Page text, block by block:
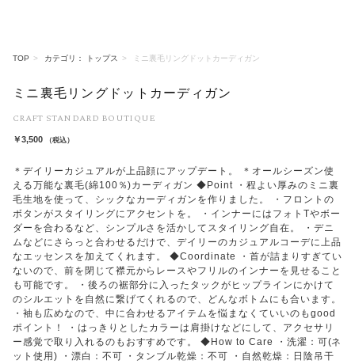
TOP カテゴリ： トップス ミニ裏毛リングドットカーディガン
ミニ裏毛リングドットカーディガン
CRAFT STANDARD BOUTIQUE
￥3,500 （税込）
＊デイリーカジュアルが上品顔にアップデート。 ＊オールシーズン使
える万能な裏毛(綿100％)カーディガン ◆Point ・程よい厚みのミニ裏
毛生地を使って、シックなカーディガンを作りました。 ・フロントの
ボタンがスタイリングにアクセントを。 ・インナーにはフォトTやボー
ダーを合わるなど、シンプルさを活かしてスタイリング自在。 ・デニ
ムなどにさらっと合わせるだけで、デイリーのカジュアルコーデに上品
なエッセンスを加えてくれます。 ◆Coordinate ・首が詰まりすぎてい
ないので、前を閉じて襟元からレースやフリルのインナーを見せること
も可能です。 ・後ろの裾部分に入ったタックがヒップラインにかけて
のシルエットを自然に繋げてくれるので、どんなボトムにも合います。
・袖も広めなので、中に合わせるアイテムを悩まなくていいのもgood
ポイント！ ・はっきりとしたカラーは肩掛けなどにして、アクセサリ
ー感覚で取り入れるのもおすすめです。 ◆How to Care ・洗濯：可(ネ
ット使用) ・漂白：不可 ・タンブル乾燥：不可 ・自然乾燥：日陰吊干